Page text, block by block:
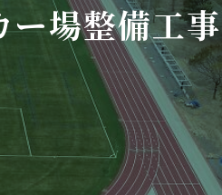
場整備工事